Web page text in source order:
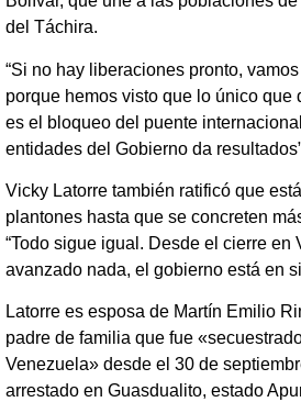
del Táchira.
“Si no hay liberaciones pronto,
porque hemos visto que lo único que
es el bloqueo del puente
entidades del Gobierno da
Vicky Latorre también ratificó que
plantones hasta que se concreten
“Todo sigue igual. Desde el cierre
avanzado nada, el gobierno está en
Latorre es esposa de Martín Emilio
padre de familia que fue
Venezuela» desde el 30 de
arrestado en Guasdualito, estado